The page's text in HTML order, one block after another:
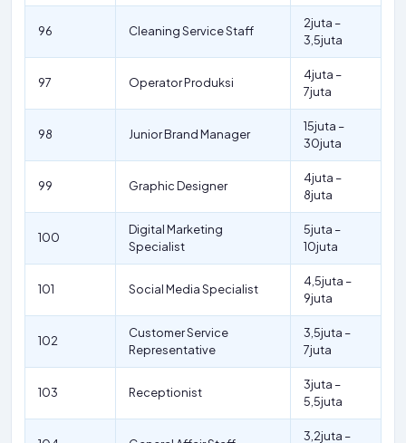
96 Cleaning Service Staff
2juta –
3,5juta
97 Operator Produksi
4juta –
7juta
98 Junior Brand Manager
15juta –
30juta
99 Graphic Designer
4juta –
8juta
100
Digital Marketing
Specialist
5juta –
10juta
101 Social Media Specialist
4,5juta –
9juta
102
Customer Service
Representative
3,5juta –
7juta
103 Receptionist
3juta –
5,5juta
3,2juta –